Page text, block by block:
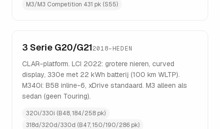
M3/M3 Competition 431 pk (S55)
3 Serie G20/G212018–HEDEN
CLAR-platform. LCI 2022: grotere nieren, curved
display, 330e met 22 kWh batterij (100 km WLTP).
M340i: B58 inline-6, xDrive standaard. M3 alleen als
sedan (geen Touring).
320i/330i (B48, 184/258 pk)
318d/320d/330d (B47, 150/190/286 pk)